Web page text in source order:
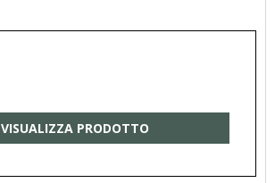
VISUALIZZA PRODOTTO